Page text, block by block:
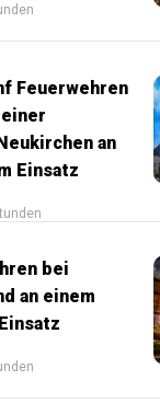
Feuerwehren
an
Einsatz
bei
an einem